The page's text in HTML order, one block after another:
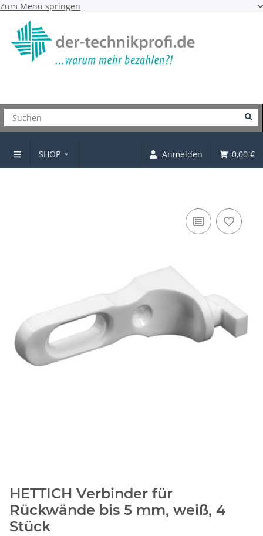
Zum Menü springen
SHOP Anmelden 0,00 €
Verbinder
HETTICH Verbinder für
Rückwände bis 5 mm, weiß, 4
Stück